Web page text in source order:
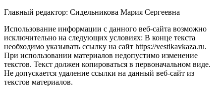
Главный редактор: Сидельникова Мария Сергеевна
Использование информации с данного веб-сайта возможно
исключительно на следующих условиях: В конце текста
необходимо указывать ссылку на сайт https://vestikavkaza.ru.
При использовании материалов недопустимо изменение
текстов. Текст должен копироваться в первоначальном виде.
Не допускается удаление ссылки на данный веб-сайт из
текстов материалов.